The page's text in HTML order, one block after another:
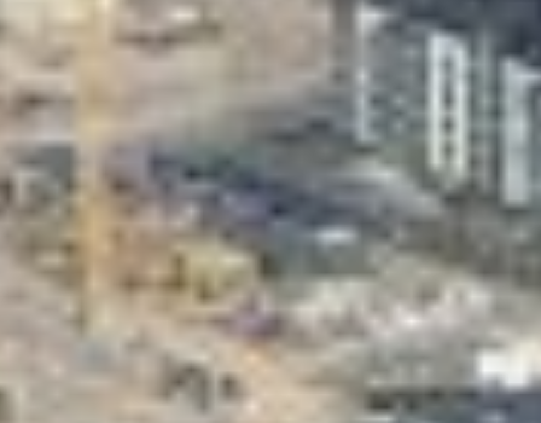
Valon Kaupunki
Lasten Lysti & LystiKylä-festivaali
Ohje
English